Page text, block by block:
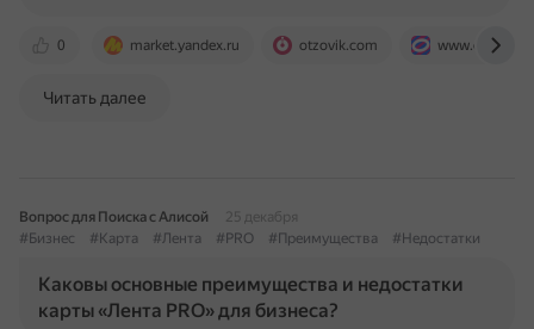
0 market.yandex.ru otzovik.com www.ozon.ru
Читать далее
Вопрос для Поиска с Алисой
25 декабря
#Бизнес
#Карта #Лента #PRO #Преимущества #Недостатки
Каковы основные преимущества и недостатки
карты «Лента PRO» для бизнеса?